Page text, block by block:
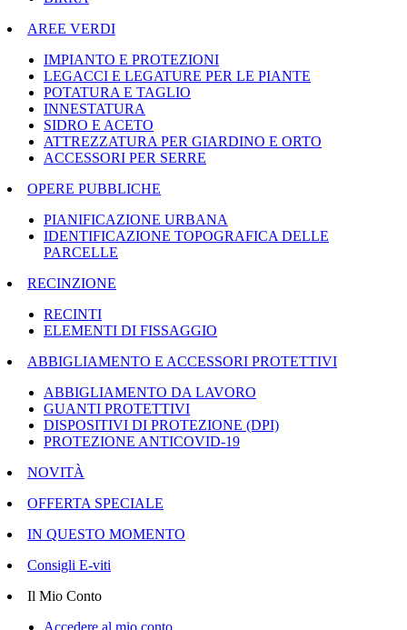
AREE VERDI
IMPIANTO E PROTEZIONI
LEGACCI E LEGATURE PER LE PIANTE
POTATURA E TAGLIO
INNESTATURA
SIDRO E ACETO
ATTREZZATURA PER GIARDINO E ORTO
ACCESSORI PER SERRE
OPERE PUBBLICHE
PIANIFICAZIONE URBANA
IDENTIFICAZIONE TOPOGRAFICA DELLE
PARCELLE
RECINZIONE
RECINTI
ELEMENTI DI FISSAGGIO
ABBIGLIAMENTO E ACCESSORI PROTETTIVI
ABBIGLIAMENTO DA LAVORO
GUANTI PROTETTIVI
DISPOSITIVI DI PROTEZIONE (DPI)
PROTEZIONE ANTICOVID-19
NOVITÀ
OFFERTA SPECIALE
IN QUESTO MOMENTO
Consigli E-viti
Il Mio Conto
Accedere al mio conto